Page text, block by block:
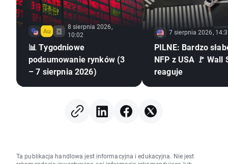
8 sierpnia 2026,
10:02
📊 Tygodniowe
podsumowanie rynków (3
– 7 sierpnia 2026)
7 sierpnia 2026,
PILNE: Bardzo
NFP z USA 🚩 Wall
reaguje
Ta publikacja handlowa jest informacyjna i edukacyjna. Nie jest